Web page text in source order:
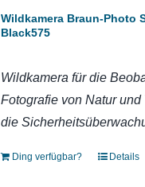
Wildkamera Braun-Photo
Black575
Wildkamera für die
Fotografie von Natur
die
Ding verfügbar? Details